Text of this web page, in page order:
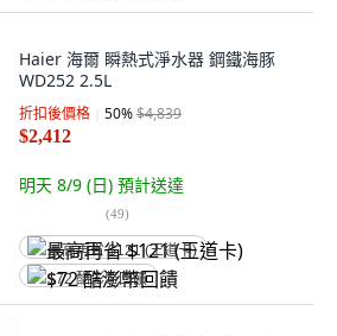
Haier 海爾 瞬熱式淨水器 鋼鐵海豚
WD252 2.5L
折扣後價格 50%$4,839
$2,412
明天 8/9 (日) 預計送達
(49)
最高再省 $121 (王道卡)
$72 酷澎幣回饋